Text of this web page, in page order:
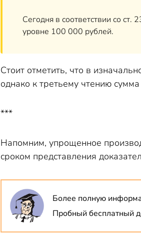
Сегодня в соответствии со
уровне 100 000 рублей.
Стоит отметить, что в
однако к третьему чтению
***
Напомним, упрощенное
сроком представления
Более полную
Пробный бесплатный